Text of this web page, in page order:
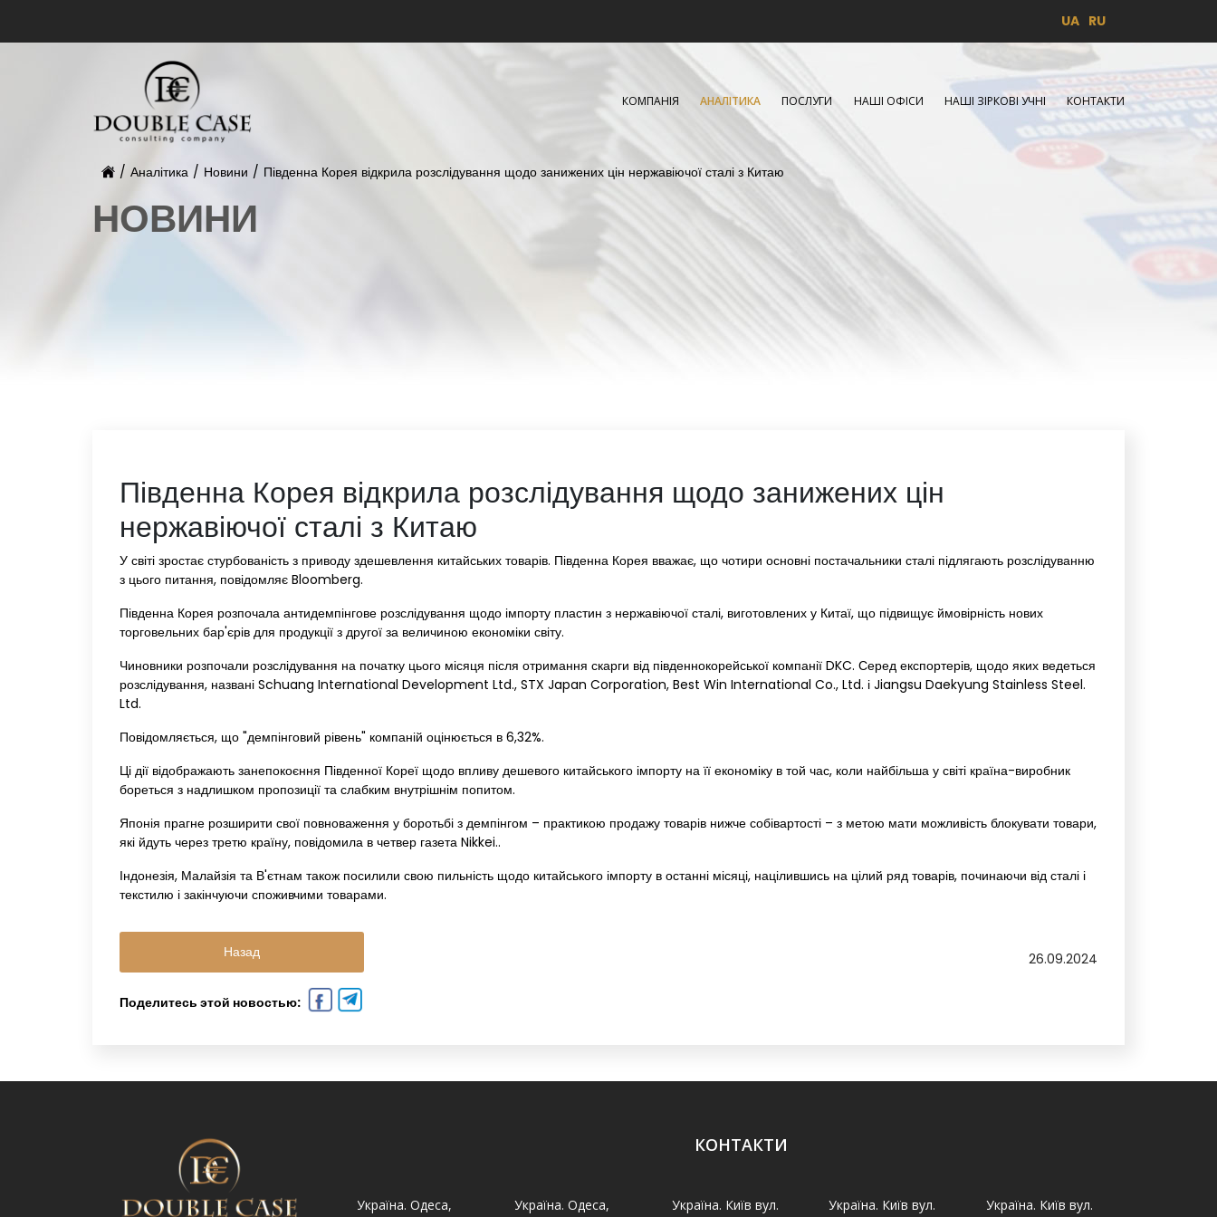
UA RU
КОМПАНІЯ АНАЛІТИКА ПОСЛУГИ НАШІ ОФІСИ НАШІ ЗІРКОВІ УЧНІ КОНТАКТИ
/ Аналітика / Новини / Південна Корея відкрила розслідування щодо занижених цін нержавіючої сталі з Китаю
НОВИНИ
Південна Корея відкрила розслідування щодо занижених цін
нержавіючої сталі з Китаю
У світі зростає стурбованість з приводу здешевлення китайських товарів. Південна Корея вважає, що чотири основні постачальники сталі підлягають розслідуванню
з цього питання, повідомляє Bloomberg.
Південна Корея розпочала антидемпінгове розслідування щодо імпорту пластин з нержавіючої сталі, виготовлених у Китаї, що підвищує ймовірність нових
торговельних бар'єрів для продукції з другої за величиною економіки світу.
Чиновники розпочали розслідування на початку цього місяця після отримання скарги від південнокорейської компанії DKC. Серед експортерів, щодо яких ведеться
розслідування, названі Schuang International Development Ltd., STX Japan Corporation, Best Win International Co., Ltd. і Jiangsu Daekyung Stainless Steel.
Ltd.
Повідомляється, що "демпінговий рівень" компаній оцінюється в 6,32%.
Ці дії відображають занепокоєння Південної Кореї щодо впливу дешевого китайського імпорту на її економіку в той час, коли найбільша у світі країна-виробник
бореться з надлишком пропозиції та слабким внутрішнім попитом.
Японія прагне розширити свої повноваження у боротьбі з демпінгом – практикою продажу товарів нижче собівартості – з метою мати можливість блокувати товари,
які йдуть через третю країну, повідомила в четвер газета Nikkei..
Індонезія, Малайзія та В'єтнам також посилили свою пильність щодо китайського імпорту в останні місяці, націлившись на цілий ряд товарів, починаючи від сталі і
текстилю і закінчуючи споживчими товарами.
Назад 26.09.2024
Поделитесь этой новостью:
КОНТАКТИ
Україна. Львів вул.
Україна. Львів, просп.
Україна. Одеса,
Україна. Одеса,
Україна. Київ вул.
Україна. Київ вул.
Україна. Київ вул.